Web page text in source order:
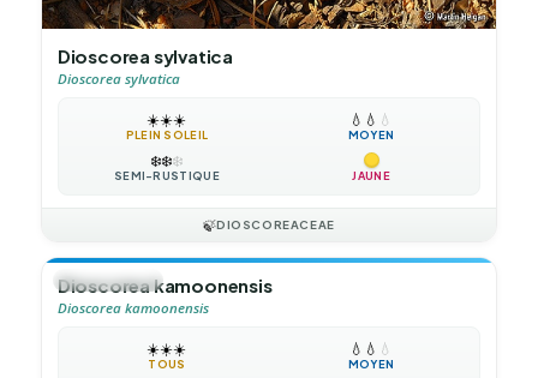
Dioscorea sylvatica
Dioscorea sylvatica
☀️☀️☀️
PLEIN SOLEIL
💧 💧 💧
MOYEN
❄️❄️❄️
SEMI-RUSTIQUE JAUNE
🍃DIOSCOREACEAE
🍃GRIMPANTE
Dioscorea kamoonensis
Dioscorea kamoonensis
☀️☀️☀️
TOUS
💧 💧 💧
MOYEN